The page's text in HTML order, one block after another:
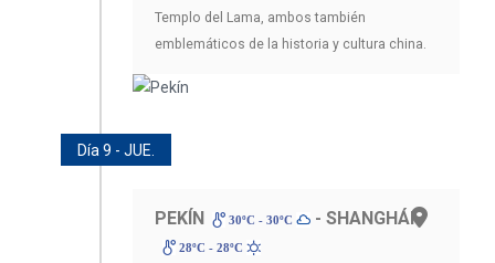
Templo del Lama, ambos también
emblemáticos de la historia y cultura china.
Día 9 - JUE.
PEKÍN 30ºC - 30ºC - SHANGHÁI
28ºC - 28ºC